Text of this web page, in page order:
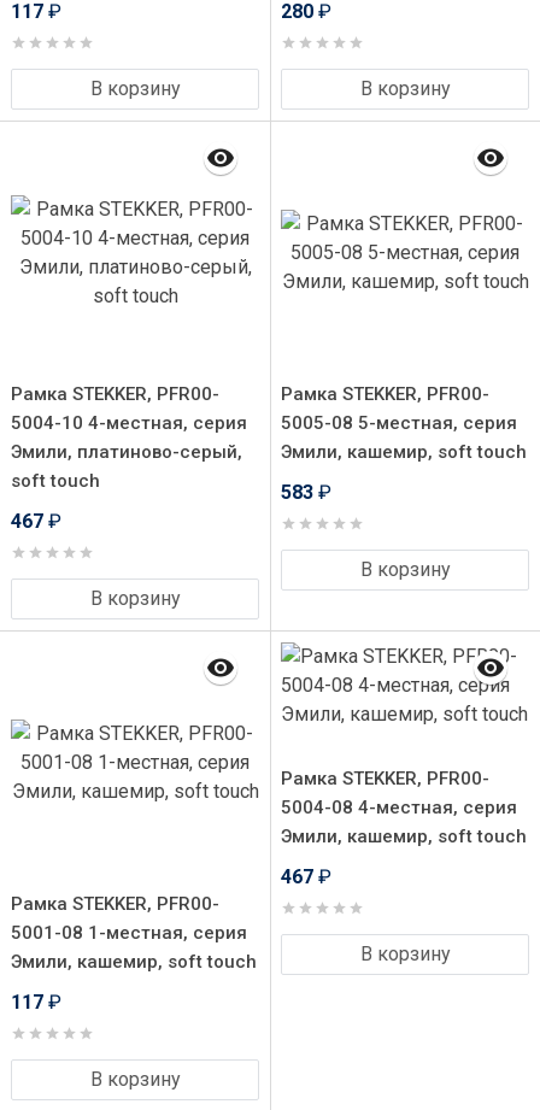
117 ₽
В корзину
280 ₽
В корзину
Рамка STEKKER, PFR00-
5004-10 4-местная, серия
Эмили, платиново-серый,
soft touch
467 ₽
В корзину
Рамка STEKKER, PFR00-
5005-08 5-местная, серия
Эмили, кашемир, soft touch
583 ₽
В корзину
Рамка STEKKER, PFR00-
5001-08 1-местная, серия
Эмили, кашемир, soft touch
117 ₽
В корзину
Рамка STEKKER, PFR00-
5004-08 4-местная, серия
Эмили, кашемир, soft touch
467 ₽
В корзину